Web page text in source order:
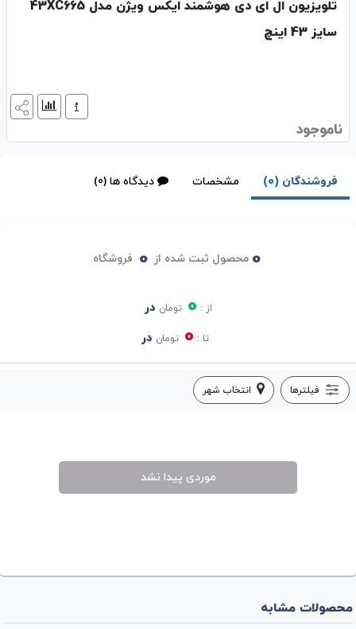
تلویزیون ال ای دی هوشمند ایکس ویژن مدل 43XC665
سایز 43 اینچ
ناموجود
فروشندگان (0) مشخصات دیدگاه ها (0)
0 محصول ثبت شده از 0 فروشگاه
از : 0 تومان در
تا : 0 تومان در
فیلترها انتخاب شهر
موردی پیدا نشد
محصولات مشابه